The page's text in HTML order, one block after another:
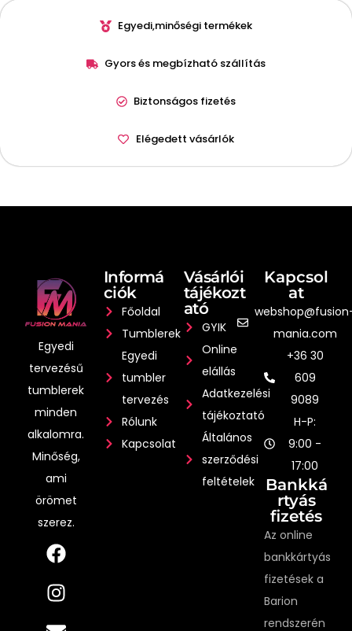
Egyedi,minőségi termékek
Gyors és megbízható szállítás
Biztonságos fizetés
Elégedett vásárlók
Egyedi
tervezésű
tumblerek
minden
alkalomra.
Minőség,
ami
örömet
szerez.
Informá
ciók
Főoldal
Tumblerek
Egyedi
tumbler
tervezés
Rólunk
Kapcsolat
Vásárlói
tájékozt
ató
GYIK
Online
elállás
Adatkezelési
tájékoztató
Általános
szerződési
feltételek
Kapcsol
at
mania.com
+36 30
609
9089
H-P:
9:00 -
17:00
Bankká
rtyás
fizetés
Az online
bankkártyás
fizetések a
Barion
rendszerén